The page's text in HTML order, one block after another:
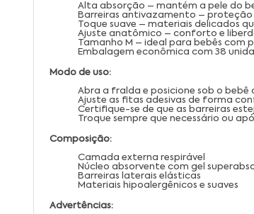
Alta absorção – mantém a pele do
Barreiras antivazamento –
Toque suave – materiais delicados
Ajuste anatômico – conforto e
Tamanho M – ideal para bebês com
Embalagem econômica com 38
Modo de uso:
Abra a fralda e posicione sob o bebê
Ajuste as fitas adesivas de forma
Certifique-se de que as barreiras
Troque sempre que necessário ou
Composição:
Camada externa respirável
Núcleo absorvente com gel
Barreiras laterais elásticas
Materiais hipoalergênicos e suaves
Advertências: